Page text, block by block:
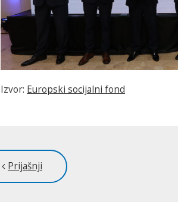
Izvor: Europski socijalni fond
Prijašnji